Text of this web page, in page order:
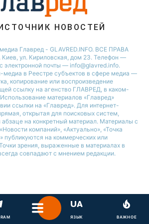
НОВОСТЕЙ
Главред - GLAVRED.INFO. ВСЕ ПРАВА
ул. Кириловская, дом 23. Телефон —
электронной почты — info@glavred.info.
медиа в Реестре cубъектов в сфере медиа —
копирование или воспроизведение
ссылку на агенство ГЛАВРЕД, в каком-
материалов «Главред»
ссылки на «Главред». Для интернет-
открытая для поисковых систем,
на конкретный материал. Материалы с
компаний», «Актуально», «Точка
публикуются на коммерческих или
зрения, выраженные в материалах в
совпадают с мнением редакции.
ЯЗЫК ВАЖНОЕ